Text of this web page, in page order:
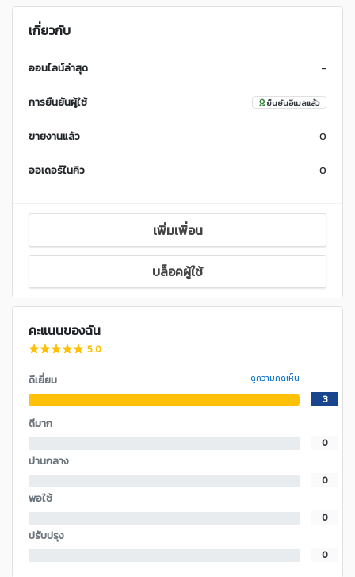
เกี่ยวกับ
ออนไลน์ล่าสุด -
การยืนยันผู้ใช้ ยืนยันอีเมลแล้ว
ขายงานแล้ว 0
ออเดอร์ในคิว 0
เพิ่มเพื่อน
บล็อคผู้ใช้
คะแนนของฉัน
5.0
ดีเยี่ยม ดูความคิดเห็น
3
ดีมาก
0
ปานกลาง
0
พอใช้
0
ปรับปรุง
0